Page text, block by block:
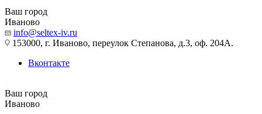
Ваш город
Иваново
info@seltex-iv.ru
153000, г. Иваново, переулок Степанова, д.3, оф. 204А.
Вконтакте
Ваш город
Иваново